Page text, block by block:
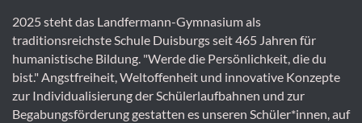
2025 steht das Landfermann-Gymnasium als
traditionsreichste Schule Duisburgs seit 465 Jahren für
humanistische Bildung. "Werde die Persönlichkeit, die du
bist." Angstfreiheit, Weltoffenheit und innovative Konzepte
zur Individualisierung der Schülerlaufbahnen und zur
Begabungsförderung gestatten es unseren Schüler*innen, auf